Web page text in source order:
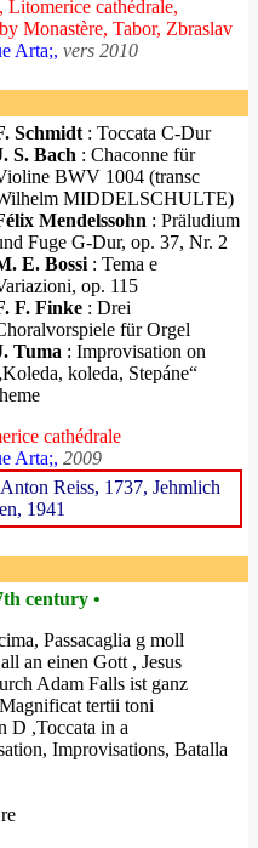
Litomerice cathédrale,
Monastère, Tabor, Zbraslav
Arta;, vers 2010
Schmidt : Toccata C-Dur
S. Bach : Chaconne für
BWV 1004 (transc
MIDDELSCHULTE)
Mendelssohn : Präludium
Fuge G-Dur, op. 37, Nr. 2
E. Bossi : Tema e
op. 115
F. Finke : Drei
für Orgel
Tuma : Improvisation on
koleda, Stepáne“
cathédrale
Arta;, 2009
Reiss, 1737, Jehmlich
1941
century •
Passacaglia g moll
an einen Gott , Jesus
Adam Falls ist ganz
tertii toni
D ,Toccata in a
Improvisations, Batalla